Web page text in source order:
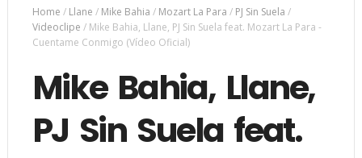
Home / Llane / Mike Bahia / Mozart La Para / PJ Sin Suela /
Videoclipe / Mike Bahia, Llane, PJ Sin Suela feat. Mozart La Para -
Cuentame Conmigo (Vídeo Oficial)
Mike Bahia, Llane,
PJ Sin Suela feat.